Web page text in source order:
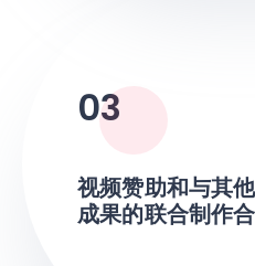
03
视频赞助和与其
成果的联合制作